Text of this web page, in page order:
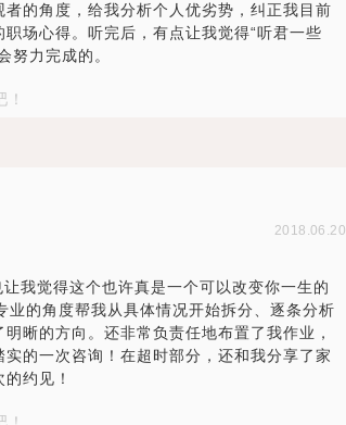
的角度，给我分析个人优劣势，纠正我目前
场心得。听完后，有点让我觉得“听君一些
努力完成的。
2018.06.20
我觉得这个也许真是一个可以改变你一生的
的角度帮我从具体情况开始拆分、逐条分析
晰的方向。还非常负责任地布置了我作业，
的一次咨询！在超时部分，还和我分享了家
约见！